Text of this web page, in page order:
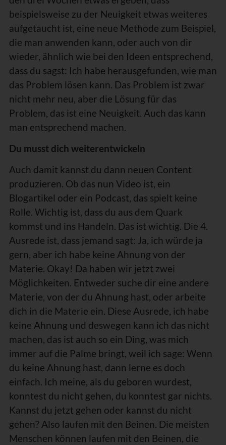
beispielsweise zu der Neuigkeit etwas weiteres
aufgetaucht ist, eine neue Methode zum Beispiel,
die man anwenden kann, oder auch von dir
wieder, ähnlich wie bei den Ideen entsprechend,
dass du sagst: Ich habe herausgefunden, wie man
das Problem lösen kann. Das Problem ist zwar
nicht mehr neu, aber die Lösung für das
Problem, das ist eine Neuigkeit. Auch das kann
man entsprechend machen.
Du musst dich weiterentwickeln
Auch damit kannst du dann neuen Content
produzieren. Ob das nun Video ist, ein
Blogartikel oder ein Podcast, das spielt keine
Rolle. Wichtig ist, dass du aus dem Quark
kommst und ins Handeln. Das ist wichtig. Die 4.
Ausrede ist, dass jemand sagt: Ja, ich würde ja
gern, aber ich habe keine Ahnung von der
Materie. Okay! Da haben wir jetzt zwei
Möglichkeiten. Entweder suche dir eine andere
Materie, von der du Ahnung hast, oder arbeite
dich in die Materie ein. Diese Ausrede, ich habe
keine Ahnung und deswegen kann ich das nicht
machen, das ist auch so ein Ding, was mich
immer auf die Palme bringt, weil ich sage: Wenn
du keine Ahnung hast, dann lerne es doch
einfach. Ich meine, als du geboren wurdest,
konntest du nicht gehen, du konntest gar nichts.
Kannst du jetzt gehen oder kannst du nicht
gehen? Also laufen mit den Beinen. Die meisten
Menschen können laufen mit den Beinen, die